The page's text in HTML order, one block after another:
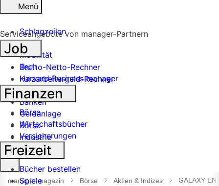
Menü
Schlagzeilen
Mobilität
Tech
Harvard Business manager
Handel
Banken
Geldanlage
Börse
Industrie
Suche
öffnen
manager magazin Börse Aktien & Indizes GALAXY
Serviceangebote von manager-Partnern
Job
Brutto-Netto-Rechner
Kurzarbeitergeld-Rechner
Finanzen
Börse
Wirtschaftsbücher
Versicherungen
Freizeit
Bücher bestellen
Spiele